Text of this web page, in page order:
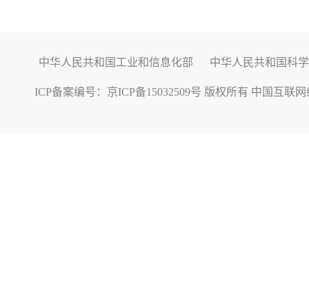
中华人民共和国工业和信息化部 中华人民共和国科
ICP备案编号： 京ICP备15032509号 版权所有 中国互联